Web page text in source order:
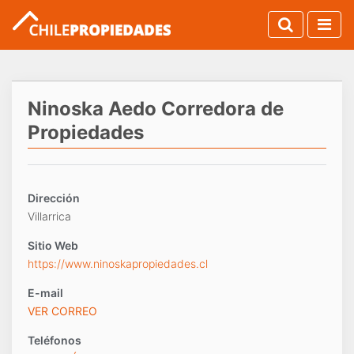
Ninoska Aedo Corredora de
Propiedades
Dirección
Villarrica
Sitio Web
https://www.ninoskapropiedades.cl
E-mail
VER CORREO
Teléfonos